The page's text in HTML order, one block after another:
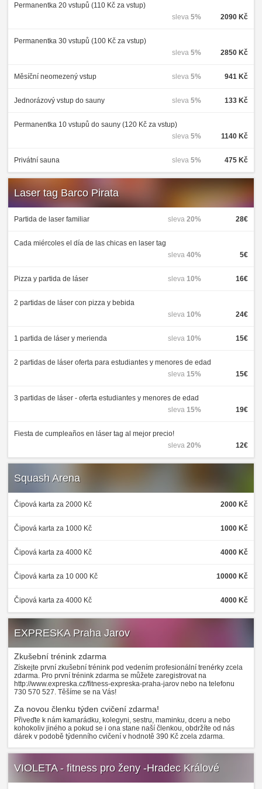
Permanentka 20 vstupů (110 Kč za vstup)
2090 Kč
sleva 5%
Permanentka 30 vstupů (100 Kč za vstup)
2850 Kč
sleva 5%
Měsíční neomezený vstup 941 Kč
sleva 5%
Jednorázový vstup do sauny 133 Kč
sleva 5%
Permanentka 10 vstupů do sauny (120 Kč za vstup)
1140 Kč
sleva 5%
Privátní sauna 475 Kč
sleva 5%
Laser tag Barco Pirata
Partida de laser familiar 28€
sleva 20%
Cada miércoles el día de las chicas en laser tag
5€
sleva 40%
Pizza y partida de láser 16€
sleva 10%
2 partidas de láser con pizza y bebida
24€
sleva 10%
1 partida de láser y merienda 15€
sleva 10%
2 partidas de láser oferta para estudiantes y menores de edad
15€
sleva 15%
3 partidas de láser - oferta estudiantes y menores de edad
19€
sleva 15%
Fiesta de cumpleaños en láser tag al mejor precio!
12€
sleva 20%
Squash Arena
Čipová karta za 2000 Kč 2000 Kč
Čipová karta za 1000 Kč 1000 Kč
Čipová karta za 4000 Kč 4000 Kč
Čipová karta za 10 000 Kč 10000 Kč
Čipová karta za 4000 Kč 4000 Kč
EXPRESKA Praha Jarov
Zkušební trénink zdarma
Získejte první zkušební trénink pod vedením profesionální trenérky zcela
zdarma. Pro první trénink zdarma se můžete zaregistrovat na
http://www.expreska.cz/fitness-expreska-praha-jarov nebo na telefonu
730 570 527. Těšíme se na Vás!
Za novou členku týden cvičení zdarma!
Přiveďte k nám kamarádku, kolegyni, sestru, maminku, dceru a nebo
kohokoliv jiného a pokud se i ona stane naší členkou, obdržíte od nás
dárek v podobě týdenního cvičení v hodnotě 390 Kč zcela zdarma.
VIOLETA - fitness pro ženy -Hradec Králové